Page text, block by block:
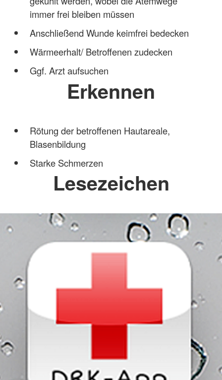
immer frei bleiben müssen
Anschließend Wunde keimfrei bedecken
Wärmeerhalt/ Betroffenen zudecken
Ggf. Arzt aufsuchen
Erkennen
Rötung der betroffenen Hautareale,
Blasenbildung
Starke Schmerzen
Lesezeichen